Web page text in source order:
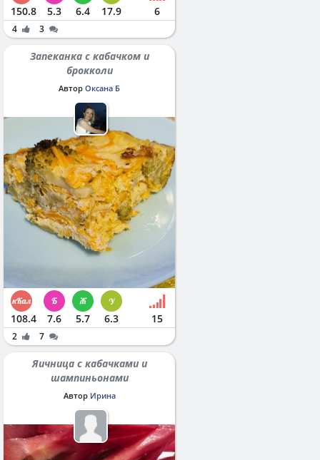
150.8 5.3 6.4 17.9 6
4 3
Запеканка с кабачком и
брокколи
Автор Оксана Б
108.4 7.6 5.7 6.3 15
2 7
Яичница с кабачками и
шампиньонами
Автор Ирина